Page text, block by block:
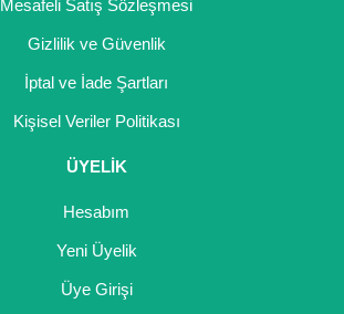
Mesafeli Satış Sözleşmesi
Gizlilik ve Güvenlik
İptal ve İade Şartları
Kişisel Veriler Politikası
ÜYELİK
Hesabım
Yeni Üyelik
Üye Girişi